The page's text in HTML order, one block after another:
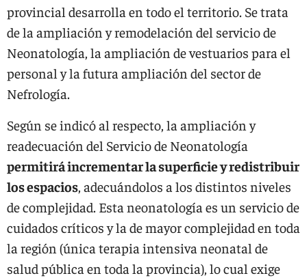
provincial desarrolla en todo el territorio. Se trata
de la ampliación y remodelación del servicio de
Neonatología, la ampliación de vestuarios para el
personal y la futura ampliación del sector de
Nefrología.
Según se indicó al respecto, la ampliación y
readecuación del Servicio de Neonatología
permitirá incrementar la superficie y redistribuir
los espacios, adecuándolos a los distintos niveles
de complejidad. Esta neonatología es un servicio de
cuidados críticos y la de mayor complejidad en toda
la región (única terapia intensiva neonatal de
salud pública en toda la provincia), lo cual exige